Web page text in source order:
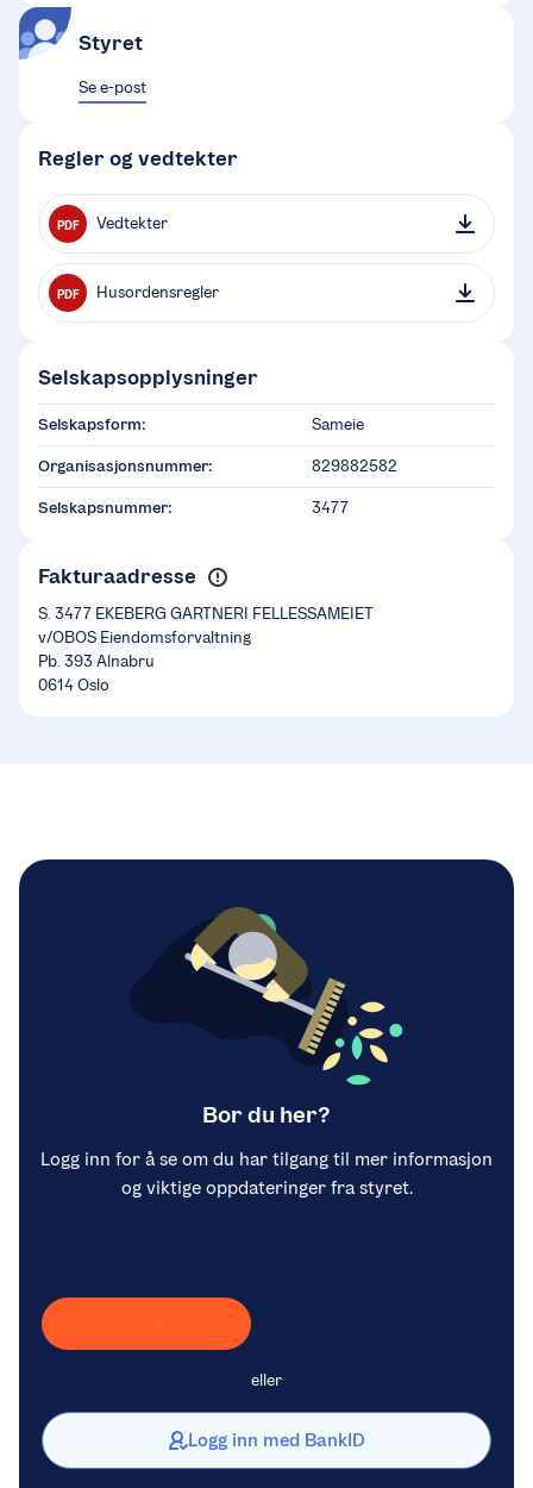
Styret
Se e-post
Regler og vedtekter
PDF Vedtekter
PDF Husordensregler
Selskapsopplysninger
Selskapsform: Sameie
Organisasjonsnummer: 829882582
Selskapsnummer: 3477
Fakturaadresse
S. 3477 EKEBERG GARTNERI FELLESSAMEIET
v/OBOS Eiendomsforvaltning
Pb. 393 Alnabru
0614 Oslo
Bor du her?
Logg inn for å se om du har tilgang til mer informasjon
og viktige oppdateringer fra styret.
eller
Logg inn med BankID